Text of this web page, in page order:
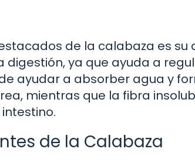
de la calabaza es su
ya que ayuda a
ayudar a absorber agua y
mientras que la fibra
de la Calabaza